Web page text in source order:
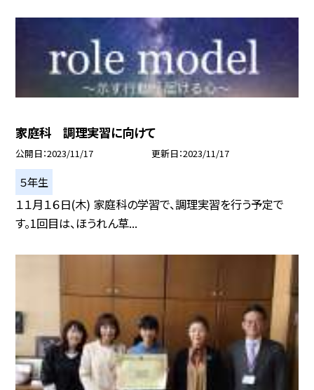
家庭科 調理実習に向けて
公開日 2023/11/17 更新日 2023/11/17
５年生
１１月１６日(木) 家庭科の学習で、調理実習を行う予定で
す。1回目は、ほうれん草...